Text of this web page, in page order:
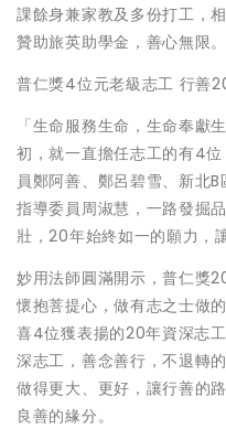
課餘身兼家教及多份打工，
贊助旅英助學金，善心無限。
普仁獎4位元老級志工 行善
「生命服務生命，生命奉獻
初，就一直擔任志工的有4
員鄭阿善、鄭呂碧雪、新北
指導委員周淑慧，一路發掘
壯，20年始終如一的願力，
妙用法師圓滿開示，普仁獎
懷抱菩提心，做有志之士做
喜4位獲表揚的20年資深志
深志工，善念善行，不退轉
做得更大、更好，讓行善的
良善的緣分。